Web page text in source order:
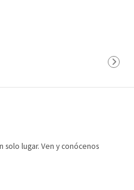
solo lugar. Ven y conócenos